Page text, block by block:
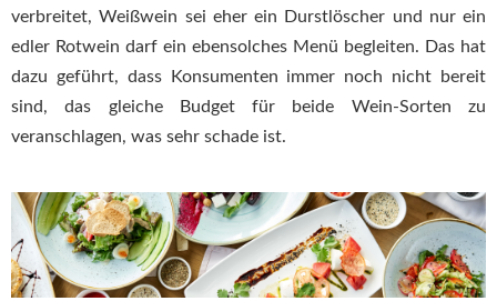
verbreitet, Weißwein sei eher ein Durstlöscher und nur ein
edler Rotwein darf ein ebensolches Menü begleiten. Das hat
dazu geführt, dass Konsumenten immer noch nicht bereit
sind, das gleiche Budget für beide Wein-Sorten zu
veranschlagen, was sehr schade ist.